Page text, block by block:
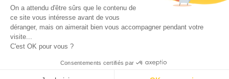
PRODURABLE
Inclusiv Day
Données personnelles Mentions légales 2025-2026 Tout droits réservés
On a attendu d'être sûrs que le contenu de
ce site vous intéresse avant de vous
déranger, mais on aimerait bien vous accompagner pendant votre
visite...
C'est OK pour vous ?
Consentements certifiés par